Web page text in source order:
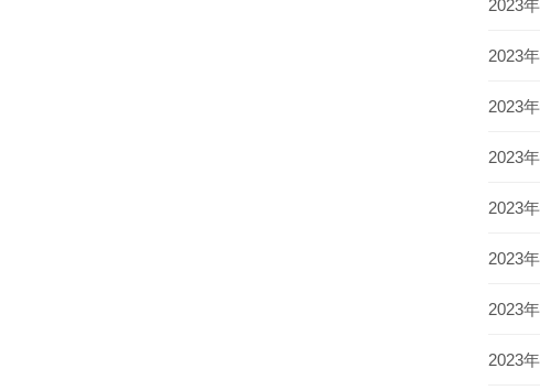
2023
2023
2023
2023
2023
2023
2023
2023